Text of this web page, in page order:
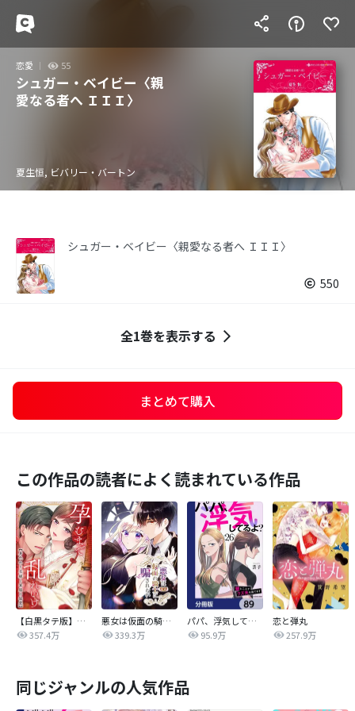
恋愛 55
シュガー・ベイビー〈親
愛なる者へ ＩＩＩ〉
夏生恒, ビバリー・バートン
シュガー・ベイビー〈親愛なる者へ ＩＩＩ〉
550
全1巻を表示する
まとめて購入
この作品の読者によく読まれている作品
【白黒タテ版】孕むまで乱れいけ～身代わり花嫁と軍服の猛愛
357.4万
悪女は仮面の騎士に騙されない
339.3万
パパ、浮気してるよ？娘と二人でクズ夫を捨てます【分冊版】
95.9万
恋と弾丸
257.9万
同じジャンルの人気作品